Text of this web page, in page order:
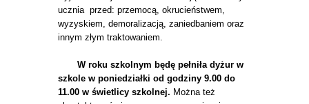
ucznia przed: przemocą, okrucieństwem,
wyzyskiem, demoralizacją, zaniedbaniem oraz
innym złym traktowaniem.
W roku szkolnym będę pełniła dyżur w
szkole w poniedziałki od godziny 9.00 do
11.00 w świetlicy szkolnej. Można też